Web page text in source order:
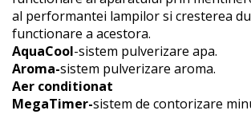
al performantei lampilor si cresterea
functionare a acestora.
AquaCool-sistem pulverizare apa.
Aroma-sistem pulverizare aroma.
Aer conditionat
MegaTimer-sistem de contorizare